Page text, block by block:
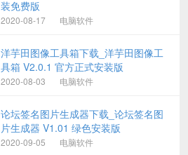
装免费版
2020-08-17 电脑软件
洋芋田图像工具箱下载_洋芋田图像工
具箱 V2.0.1 官方正式安装版
2020-08-03 电脑软件
论坛签名图片生成器下载_论坛签名图
片生成器 V1.01 绿色安装版
2020-09-05 电脑软件